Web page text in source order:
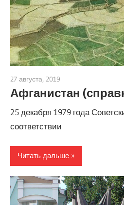
27 августа, 2019
Афганистан
25 декабря 1979 года
соответствии
Читать дальше